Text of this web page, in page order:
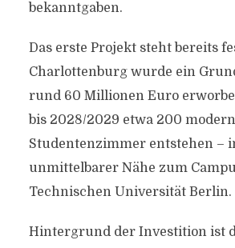
bekanntgaben.
Das erste Projekt steht bereits
Charlottenburg wurde ein
rund 60 Millionen Euro
bis 2028/2029 etwa 200
Studentenzimmer entstehen –
unmittelbarer Nähe zum
Technischen Universität Berlin.
Hintergrund der Investition ist